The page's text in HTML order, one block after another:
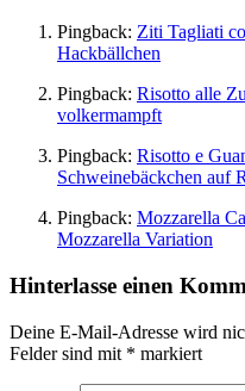
Pingback: Ziti Tagliati
Hackbällchen
Pingback: Risotto alle
volkermampft
Pingback: Risotto e
Schweinebäckchen auf
Pingback: Mozzarella
Mozzarella Variation
Hinterlasse einen
Deine E-Mail-Adresse wird
Felder sind mit * markiert